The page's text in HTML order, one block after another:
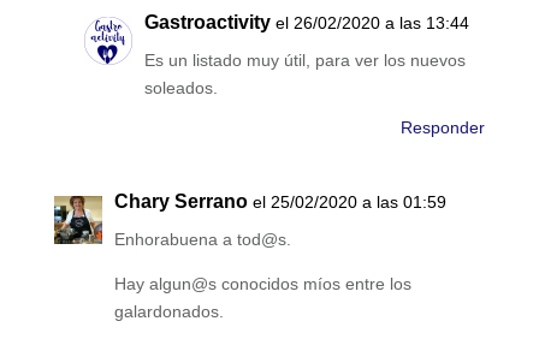
Gastroactivity el 26/02/2020 a las 13:44
Es un listado muy útil, para ver los nuevos
soleados.
Responder
Chary Serrano el 25/02/2020 a las 01:59
Enhorabuena a tod@s.
Hay algun@s conocidos míos entre los
galardonados.